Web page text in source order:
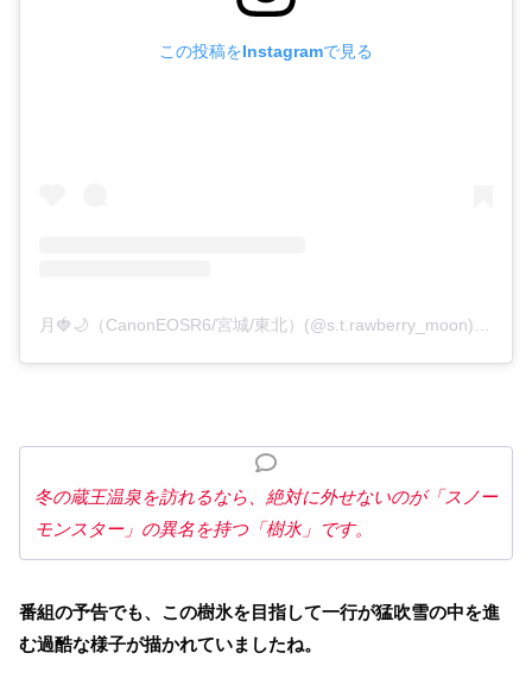
この投稿をInstagramで見る
月🍓🌙（CanonEOSR6/宮城/東北）(@s.t.rawberry_moon)がシェアした投稿
冬の蔵王温泉を訪れるなら、絶対に外せないのが「スノー
モンスター」の異名を持つ「樹氷」です。
番組の予告でも、この樹氷を目指して一行が猛吹雪の中を進
む過酷な様子が描かれていましたね。